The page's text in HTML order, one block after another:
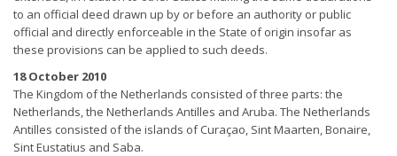
to an official deed drawn up by or before an authority or public
official and directly enforceable in the State of origin insofar as
these provisions can be applied to such deeds.
18 October 2010
The Kingdom of the Netherlands consisted of three parts: the
Netherlands, the Netherlands Antilles and Aruba. The Netherlands
Antilles consisted of the islands of Curaçao, Sint Maarten, Bonaire,
Sint Eustatius and Saba.